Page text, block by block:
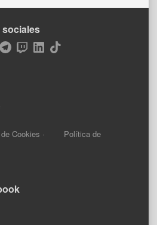
TelegramTwitchLinkedIn
TikTok
Cookies · Política de